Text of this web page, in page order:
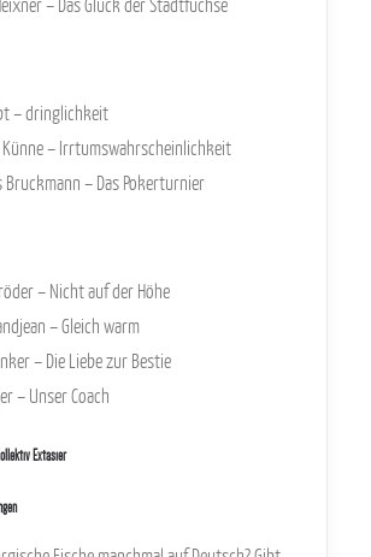
– Das Glück der Stadtfüchse
– dringlichkeit
– Irrtumswahrscheinlichkeit
Bruckmann – Das Pokerturnier
– Nicht auf der Höhe
– Gleich warm
– Die Liebe zur Bestie
– Unser Coach
Extasier